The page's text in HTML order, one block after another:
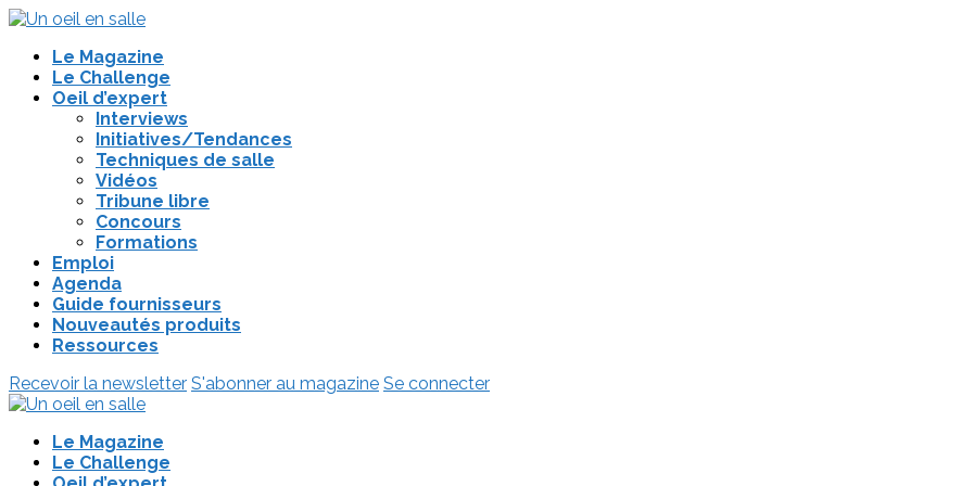
Le Magazine
Le Challenge
Oeil d’expert
Interviews
Initiatives/Tendances
Techniques de salle
Vidéos
Tribune libre
Concours
Formations
Emploi
Agenda
Guide fournisseurs
Nouveautés produits
Ressources
Recevoir la newsletter S'abonner au magazine Se connecter
Le Magazine
Le Challenge